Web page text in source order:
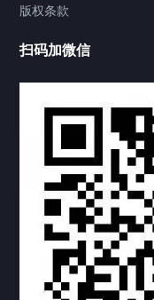
定制案例
科研实验室
厂区介绍
中国公证处海牙认证
版权条款
扫码加微信